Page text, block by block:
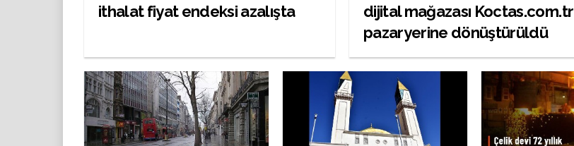
ithalat fiyat endeksi azalışta
dijital mağazası Koctas.com.tr
pazaryerine dönüştürüldü